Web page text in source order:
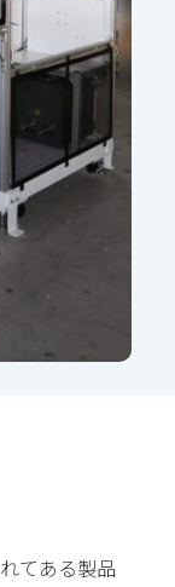
てある製品